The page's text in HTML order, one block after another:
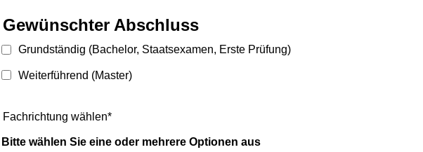
Gewünschter Abschluss
Grundständig (Bachelor, Staatsexamen, Erste Prüfung)
Weiterführend (Master)
Fachrichtung wählen*
F
Bitte wählen Sie eine oder mehrere Optionen aus